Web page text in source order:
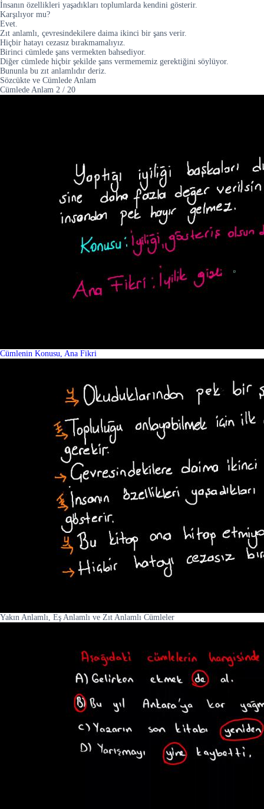
İnsanın özellikleri yaşadıkları toplumlarda kendini gösterir.
Karşılıyor mu?
Evet.
Zıt anlamlı, çevresindekilere daima ikinci bir şans verir.
Hiçbir hatayı cezasız bırakmamalıyız.
Birinci cümlede şans vermekten bahsediyor.
Diğer cümlede hiçbir şekilde şans vermememiz gerektiğini söylüyor.
Bununla bu zıt anlamlıdır deriz.
Sözcükte ve Cümlede Anlam
Cümlede Anlam 2 / 20
Cümlenin Konusu, Ana Fikri
Yakın Anlamlı, Eş Anlamlı ve Zıt Anlamlı Cümleler